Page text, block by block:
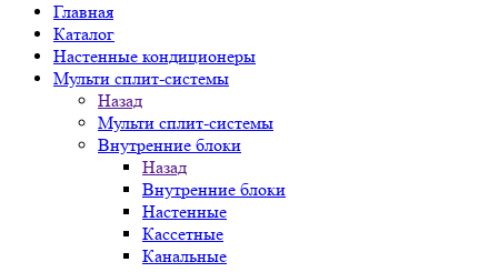
Главная
Каталог
Настенные кондиционеры
Мульти сплит-системы
Назад
Мульти сплит-системы
Внутренние блоки
Назад
Внутренние блоки
Настенные
Кассетные
Канальные